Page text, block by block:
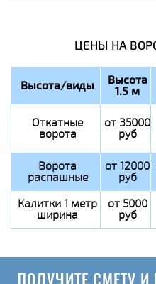
ЦЕНЫ НА
Высота/виды Высота
1.5 м
Откатные
ворота
от 35000
руб
Ворота
распашные
от 12000
руб
Калитки 1 метр
ширина
от 5000
руб